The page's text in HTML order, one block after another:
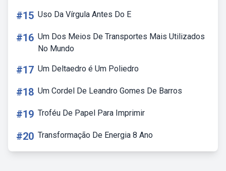
#15 Uso Da Vírgula Antes Do E
#16 Um Dos Meios De Transportes Mais Utilizados
No Mundo
#17 Um Deltaedro é Um Poliedro
#18 Um Cordel De Leandro Gomes De Barros
#19 Troféu De Papel Para Imprimir
#20 Transformação De Energia 8 Ano